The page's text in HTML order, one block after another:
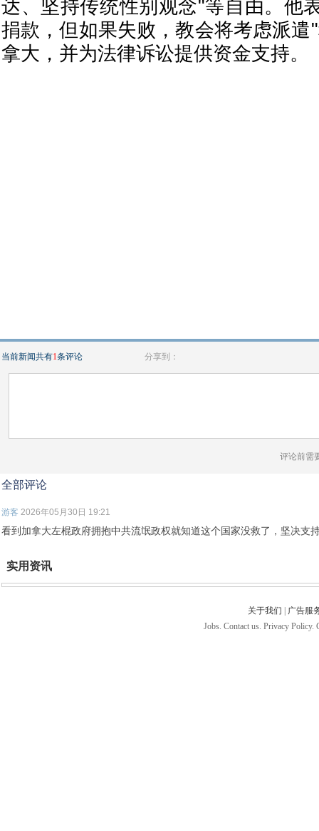
达、坚持传统性别观念"等自由。他
捐款，但如果失败，教会将考虑派
拿大，并为法律诉讼提供资金支持。
当前新闻共有1条评论 分享到：
评论前需
全部评论
游客 2026年05月30日 19:21
看到加拿大左棍政府拥抱中共流氓政权就知道这个国家没救了，坚决支
实用资讯
关于我们
广告服
Jobs. Contact us. Privacy